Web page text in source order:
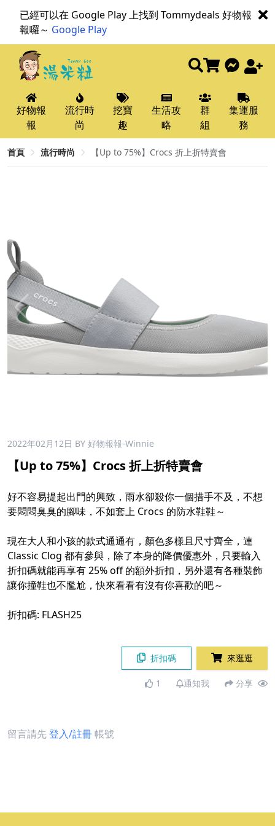
已經可以在 Google Play 上找到 Tommydeals 好物報
報囉～ Google Play
好物報
報
流行時
尚
挖寶
趣
生活攻
略
群
組
集運服
務
首頁 流行時尚 【Up to 75%】Crocs 折上折特賣會
2022年02月12日 BY 好物報報-Winnie
【Up to 75%】Crocs 折上折特賣會
好不容易提起出門的興致，雨水卻殺你一個措手不及，不想
要悶悶臭臭的腳味，不如套上 Crocs 的防水鞋鞋～
現在大人和小孩的款式通通有，顏色多樣且尺寸齊全，連
Classic Clog 都有參與，除了本身的降價優惠外，只要輸入
折扣碼就能再享有 25% off 的額外折扣，另外還有各種裝飾
讓你撞鞋也不尷尬，快來看看有沒有你喜歡的吧～
折扣碼: FLASH25
折扣碼 來逛逛
1 通知我 分享
留言請先登入/註冊帳號